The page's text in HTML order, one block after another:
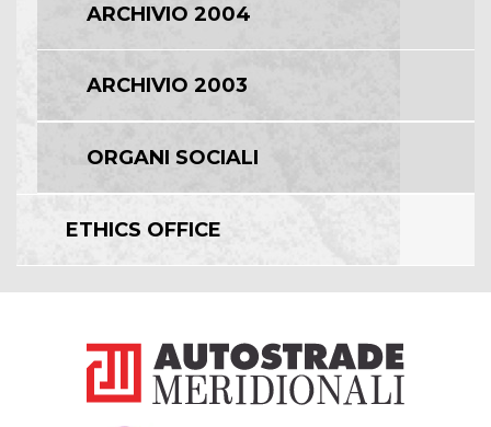
ARCHIVIO 2004
ARCHIVIO 2003
ORGANI SOCIALI
ETHICS OFFICE